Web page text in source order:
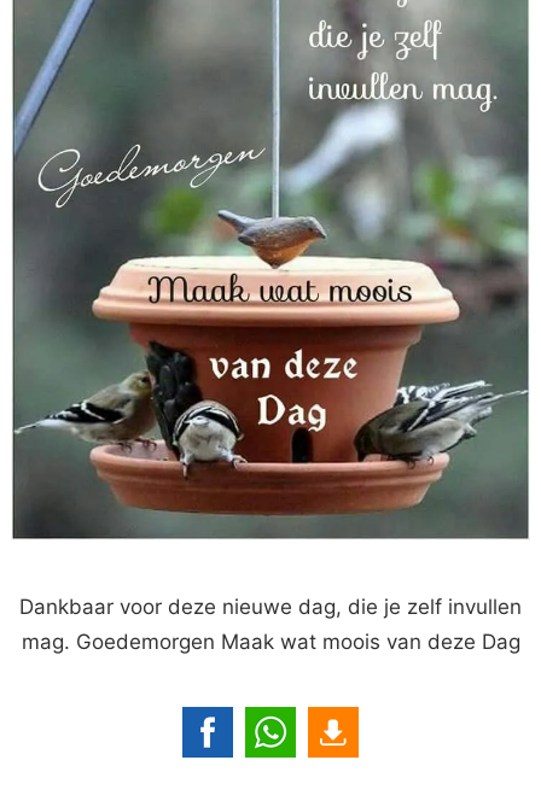
Dankbaar voor deze nieuwe dag, die je zelf invullen
mag. Goedemorgen Maak wat moois van deze Dag